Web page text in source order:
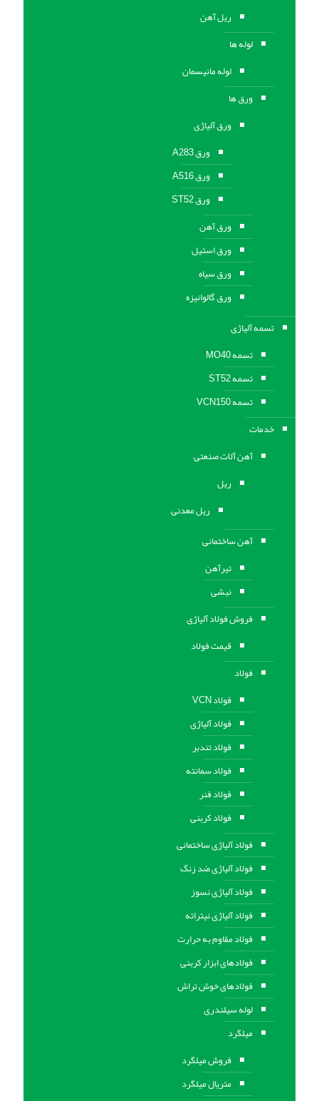
ریل آهن
لوله ها
لوله مانیسمان
ورق ها
ورق آلیاژی
ورق A283
ورق A516
ورق ST52
ورق آهن
ورق استیل
ورق سیاه
ورق گالوانیزه
تسمه آلیاژی
تسمه MO40
تسمه ST52
تسمه VCN150
خدمات
آهن آلات صنعتی
ریل
ریل معدنی
آهن ساختمانی
تیرآهن
نبشی
فروش فولاد آلیاژی
قیمت فولاد
فولاد
فولاد VCN
فولاد آلیاژی
فولاد تندبر
فولاد سمانته
فولاد فنر
فولاد کربنی
فولاد آلیاژی ساختمانی
فولاد آلیاژی ضد زنگ
فولاد آلیاژی نسوز
فولاد آلیاژی نیتراته
فولاد مقاوم به حرارت
فولادهای ابزار کربنی
فولادهای خوش تراش
لوله سیلندری
میلگرد
فروش میلگرد
متریال میلگرد